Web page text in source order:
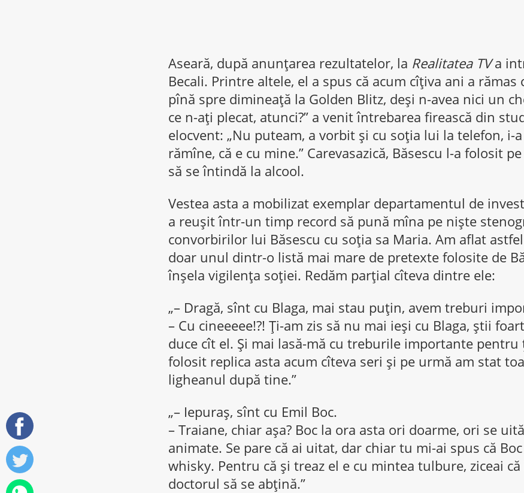
Aseară, după anunţarea rezultatelor, la Realitatea TVa
Becali. Printre altele, el a spus că acum cîţiva ani a rămas
pînă spre dimineaţă la Golden Blitz, deşi n-avea nici un
ce n-aţi plecat, atunci?” a venit întrebarea firească din
elocvent: „Nu puteam, a vorbit şi cu soţia lui la telefon, i-
rămîne, că e cu mine.” Carevasazică, Băsescu l-a folosit
să se întindă la alcool.
Vestea asta a mobilizat exemplar departamentul de
a reuşit într-un timp record să pună mîna pe nişte
convorbirilor lui Băsescu cu soţia sa Maria. Am aflat
doar unul dintr-o listă mai mare de pretexte folosite de
înşela vigilenţa soţiei. Redăm parţial cîteva dintre ele:
„– Dragă, sînt cu Blaga, mai stau puţin, avem treburi
– Cu cineeeee!?! Ţi-am zis să nu mai ieşi cu Blaga, ştii
duce cît el. Şi mai lasă-mă cu treburile importante pentru
folosit replica asta acum cîteva seri şi pe urmă am stat
ligheanul după tine.”
„– Iepuraş, sînt cu Emil Boc.
– Traiane, chiar aşa? Boc la ora asta ori doarme, ori se
animate. Se pare că ai uitat, dar chiar tu mi-ai spus că
whisky. Pentru că şi treaz el e cu mintea tulbure, ziceai
doctorul să se abţină.”